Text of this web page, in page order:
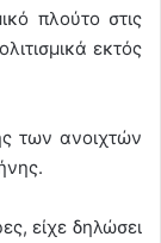
πλούτο στις
εκτός
των ανοιχτών
είχε δηλώσει